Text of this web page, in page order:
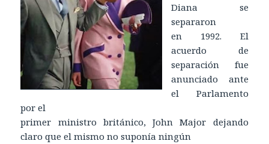
Diana se
separaron
en 1992. El
acuerdo de
separación fue
anunciado ante
el Parlamento
por el
primer ministro británico, John Major dejando
claro que el mismo no suponía ningún